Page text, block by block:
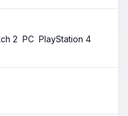
2 PC PlayStation 4